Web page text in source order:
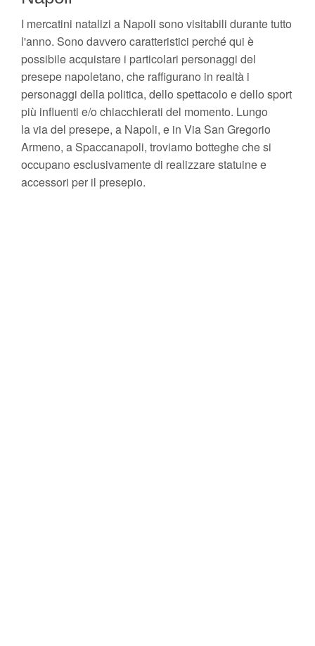
I mercatini natalizi a Napoli sono visitabili durante tutto
l'anno. Sono davvero caratteristici perché qui è
possibile acquistare i particolari personaggi del
presepe napoletano, che raffigurano in realtà i
personaggi della politica, dello spettacolo e dello sport
più influenti e/o chiacchierati del momento. Lungo
la via del presepe, a Napoli, e in Via San Gregorio
Armeno, a Spaccanapoli, troviamo botteghe che si
occupano esclusivamente di realizzare statuine e
accessori per il presepio.